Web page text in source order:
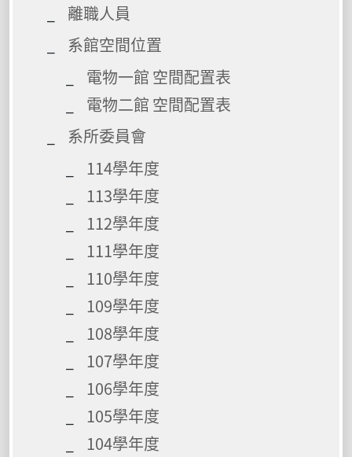
離職人員
系館空間位置
電物一館 空間配置表
電物二館 空間配置表
系所委員會
114學年度
113學年度
112學年度
111學年度
110學年度
109學年度
108學年度
107學年度
106學年度
105學年度
104學年度